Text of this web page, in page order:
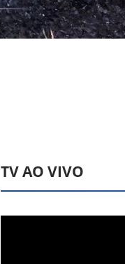
TV AO VIVO